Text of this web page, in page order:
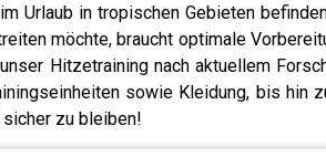
Urlaub in tropischen Gebieten
möchte, braucht optimale
Hitzetraining nach aktuellem
sowie Kleidung, bis hin
zu bleiben!